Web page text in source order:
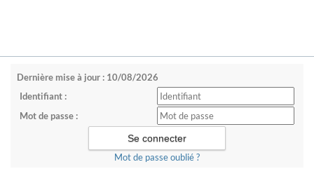
Dernière mise à jour : 10/08/2026
Identifiant :
Mot de passe :
Mot de passe oublié ?